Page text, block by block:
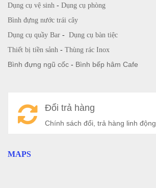
Dụng cụ vệ sinh - Dụng cụ phòng
Bình đựng nước trái cây
Dụng cụ quầy Bar - Dụng cụ bàn tiệc
Thiết bị tiền sảnh - Thùng rác Inox
Bình đựng ngũ cốc - Bình bếp hâm Cafe
Đổi trả hàng
Chính sách đổi, trả hàng linh động
MAPS